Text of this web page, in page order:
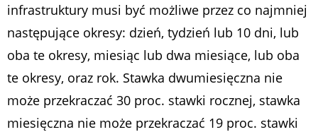
infrastruktury musi być możliwe przez co najmniej
następujące okresy: dzień, tydzień lub 10 dni, lub
oba te okresy, miesiąc lub dwa miesiące, lub oba
te okresy, oraz rok. Stawka dwumiesięczna nie
może przekraczać 30 proc. stawki rocznej, stawka
miesięczna nie może przekraczać 19 proc. stawki